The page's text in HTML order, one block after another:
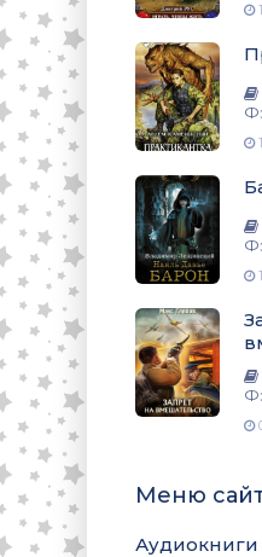
Меню
Аудиокниги
Попаданцы